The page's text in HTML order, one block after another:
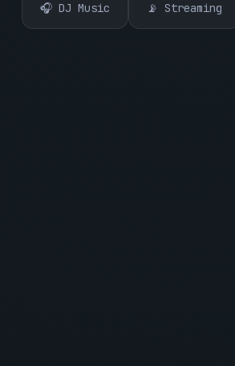
🎧 DJ Music 📡 Streaming